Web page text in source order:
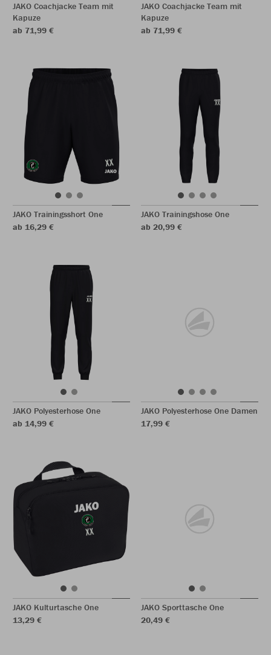
JAKO Coachjacke Team mit
Kapuze
ab 71,99 €
JAKO Coachjacke Team mit
Kapuze
ab 71,99 €
JAKO Trainingsshort One
ab 16,29 €
JAKO Trainingshose One
ab 20,99 €
JAKO Polyesterhose One
ab 14,99 €
JAKO Polyesterhose One Damen
17,99 €
JAKO Kulturtasche One
13,29 €
JAKO Sporttasche One
20,49 €